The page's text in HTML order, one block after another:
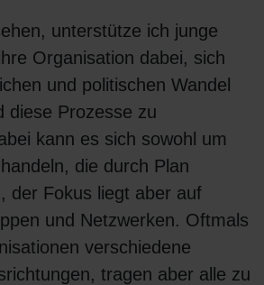
unterstütze ich junge
Organisation dabei, sich
und politischen Wandel
diese Prozesse zu
kann es sich sowohl um
die durch Plan
der Fokus liegt aber auf
und Netzwerken. Oftmals
verschiedene
tragen aber alle zu